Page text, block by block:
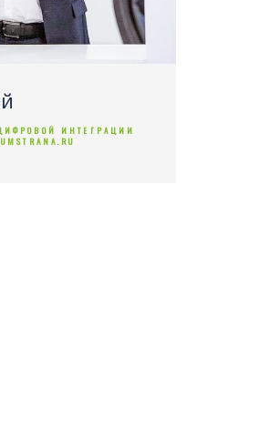
ИНТЕГРАЦИИ